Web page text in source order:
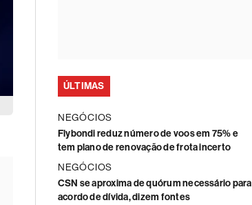
ÚLTIMAS
NEGÓCIOS
Flybondi reduz número de voos em 75% e
tem plano de renovação de frota incerto
NEGÓCIOS
CSN se aproxima de quórum necessário para
acordo de dívida, dizem fontes